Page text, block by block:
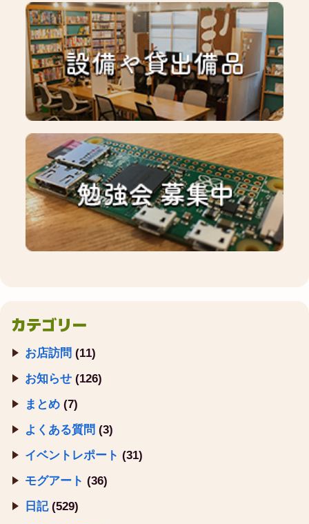
カテゴリー
お店訪問 (11)
お知らせ (126)
まとめ (7)
よくある質問 (3)
イベントレポート (31)
モグアート (36)
日記(529)